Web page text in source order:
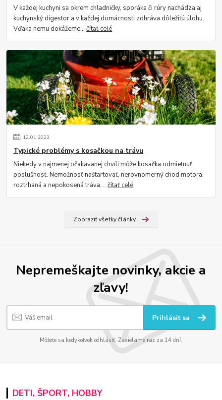
V každej kuchyni sa okrem chladničky, sporáka či rúry nachádza aj
kuchynský digestor a v každej domácnosti zohráva dôležitú úlohu.
Vďaka nemu dokážeme...čítať celé
12.01.2023
Typické problémy s kosačkou na trávu
Niekedy v najmenej očakávanej chvíli môže kosačka odmietnuť
poslušnosť. Nemožnosť naštartovať, nerovnomerný chod motora,
roztrhaná a nepokosená tráva,...čítať celé
Zobraziť všetky články
Nepremeškajte novinky, akcie a
zľavy!
Prihlásiť sa
Môžete sa kedykoľvek odhlásiť. Zasielame raz za 14 dní.
DETI, ŠPORT, HOBBY